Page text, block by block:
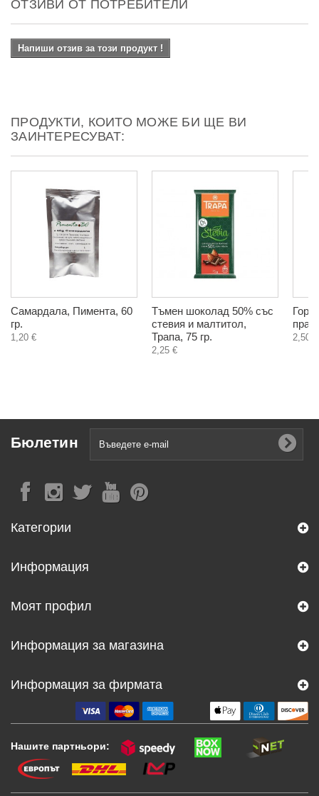
ОТЗИВИ ОТ ПОТРЕБИТЕЛИ
Напиши отзив за този продукт !
ПРОДУКТИ, КОИТО МОЖЕ БИ ЩЕ ВИ
ЗАИНТЕРЕСУВАТ:
Самардала, Пимента, 60
гр.
1,20 €
Тъмен шоколад 50% със
стевия и малтитол,
Трапа, 75 гр.
2,25 €
2,50 €
Бюлетин
Категории
Информация
Моят профил
Информация за магазина
Информация за фирмата
Нашите партньори: